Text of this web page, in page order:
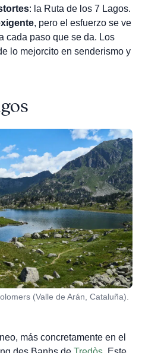
: la Ruta de los 7 Lagos.
, pero el esfuerzo se ve
cada paso que se da. Los
lo mejorcito en senderismo y
(Valle de Arán, Cataluña).
más concretamente en el